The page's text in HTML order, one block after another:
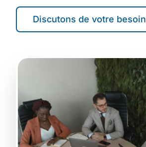
Discutons de votre besoin